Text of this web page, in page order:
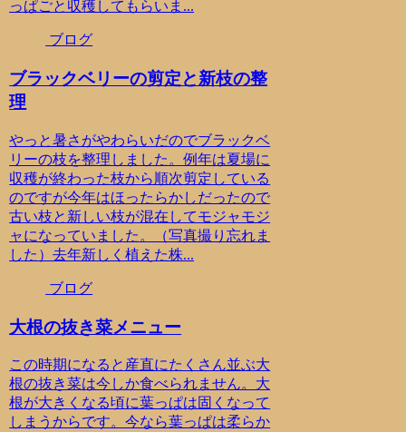
っぱごと収穫してもらいま...
ブログ
ブラックベリーの剪定と新枝の整
理
やっと暑さがやわらいだのでブラックベ
リーの枝を整理しました。例年は夏場に
収穫が終わった枝から順次剪定している
のですが今年はほったらかしだったので
古い枝と新しい枝が混在してモジャモジ
ャになっていました。（写真撮り忘れま
した）去年新しく植えた株...
ブログ
大根の抜き菜メニュー
この時期になると産直にたくさん並ぶ大
根の抜き菜は今しか食べられません。大
根が大きくなる頃に葉っぱは固くなって
しまうからです。今なら葉っぱは柔らか